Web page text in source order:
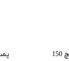
پمپ کفکش بهاران نوین 2 اینچ 150